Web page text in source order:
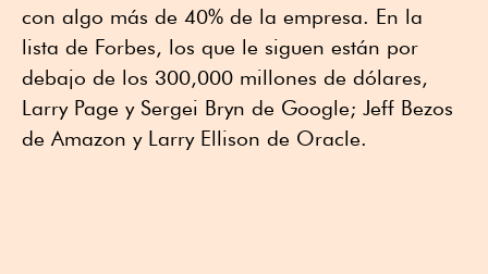
con algo más de 40% de la empresa. En la
lista de Forbes, los que le siguen están por
debajo de los 300,000 millones de dólares,
Larry Page y Sergei Bryn de Google; Jeff Bezos
de Amazon y Larry Ellison de Oracle.